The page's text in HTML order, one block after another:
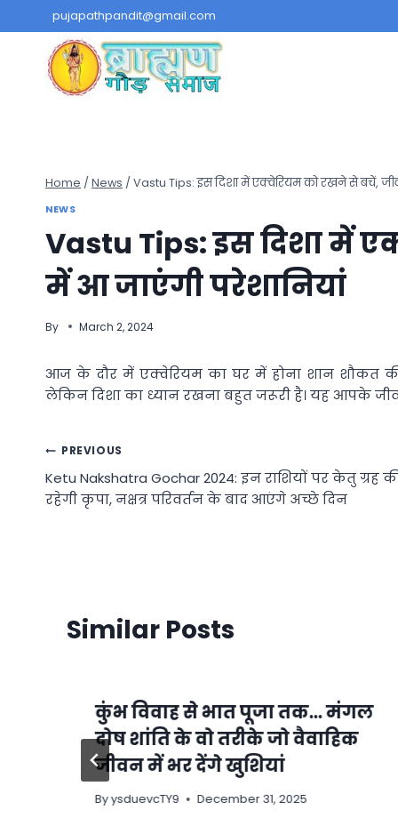
to
content
pujapathpandit@gmail.com
Home / News / Vastu Tips: इस दिशा में एक्वेरियम को रखने से बचें,
NEWS
Vastu Tips: इस दिशा में
में आ जाएंगी परेशानियां
By March 2, 2024
आज के दौर में एक्वेरियम का घर में होना शान शौकत की
लेकिन दिशा का ध्यान रखना बहुत जरूरी है। यह आपके
Post
navigation
PREVIOUS
Ketu Nakshatra Gochar 2024: इन राशियों पर केतु ग्रह
रहेगी कृपा, नक्षत्र परिवर्तन के बाद आएंगे अच्छे दिन
Similar Posts
कुंभ विवाह से भात पूजा तक… मंगल
दोष शांति के वो तरीके जो वैवाहिक
जीवन में भर देंगे खुशियां
ByysduevcTY9 December 31, 2025